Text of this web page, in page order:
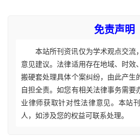
免责声明
本站所刊资讯仅为学术观点交流
意见建议。法律适用存在地域、时效
搬硬套处理具体个案纠纷，由此产生
自担全责。如您有相关法律事务需要
业律师获取针对性法律意见。本站
人，如涉及您的权益可联系处理。